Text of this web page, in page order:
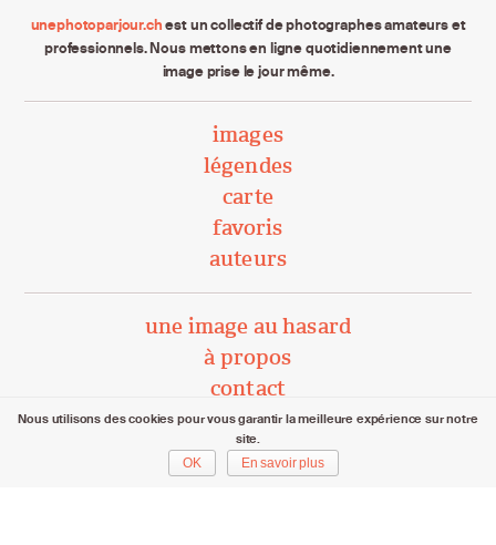
unephotoparjour.chest un collectif de photographes amateurs et
professionnels. Nous mettons en ligne quotidiennement une
image prise le jour même.
images
légendes
carte
favoris
auteurs
une image au hasard
à propos
contact
unephotoparjour.ch/ 2015 – 2026
Tous droits réservés aux auteurs respectifs.
Nous utilisons des cookies pour vous garantir la meilleure expérience sur notre
site.
OK
En savoir plus